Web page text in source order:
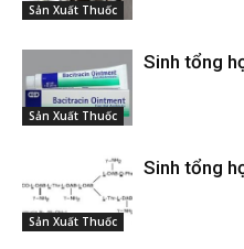
Sản Xuất Thuốc
Sản Xuất Thuốc
Sinh tổng
Sản Xuất Thuốc
Sinh tổng